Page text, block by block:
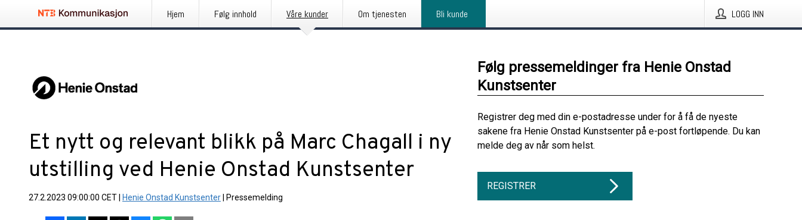
Hjem Følg innhold Våre kunder Om tjenesten Bli kunde LOGG INN
Et nytt og relevant blikk på Marc Chagall i ny
utstilling ved Henie Onstad Kunstsenter
27.2.2023 09:00:00 CET Henie Onstad Kunstsenter Pressemelding
Følg pressemeldinger fra Henie Onstad
Kunstsenter
Registrer deg med din e-postadresse under for å få de nyeste
sakene fra Henie Onstad Kunstsenter på e-post fortløpende. Du kan
melde deg av når som helst.
REGISTRER